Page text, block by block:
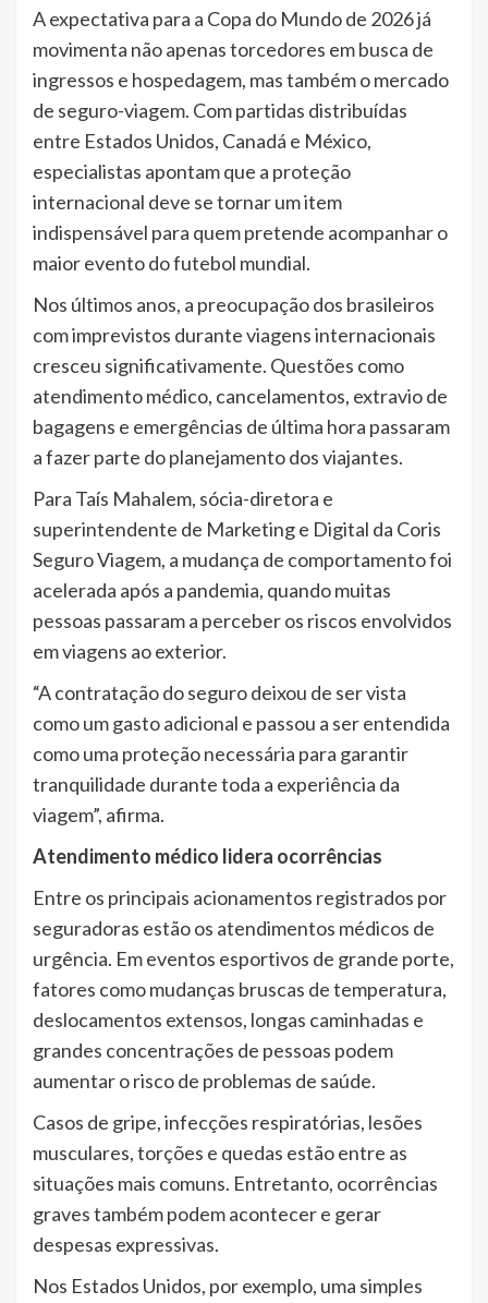
A expectativa para a Copa do Mundo de 2026 já
movimenta não apenas torcedores em busca de
ingressos e hospedagem, mas também o mercado
de seguro-viagem. Com partidas distribuídas
entre Estados Unidos, Canadá e México,
especialistas apontam que a proteção
internacional deve se tornar um item
indispensável para quem pretende acompanhar o
maior evento do futebol mundial.
Nos últimos anos, a preocupação dos brasileiros
com imprevistos durante viagens internacionais
cresceu significativamente. Questões como
atendimento médico, cancelamentos, extravio de
bagagens e emergências de última hora passaram
a fazer parte do planejamento dos viajantes.
Para Taís Mahalem, sócia-diretora e
superintendente de Marketing e Digital da Coris
Seguro Viagem, a mudança de comportamento foi
acelerada após a pandemia, quando muitas
pessoas passaram a perceber os riscos envolvidos
em viagens ao exterior.
“A contratação do seguro deixou de ser vista
como um gasto adicional e passou a ser entendida
como uma proteção necessária para garantir
tranquilidade durante toda a experiência da
viagem”, afirma.
Atendimento médico lidera ocorrências
Entre os principais acionamentos registrados por
seguradoras estão os atendimentos médicos de
urgência. Em eventos esportivos de grande porte,
fatores como mudanças bruscas de temperatura,
deslocamentos extensos, longas caminhadas e
grandes concentrações de pessoas podem
aumentar o risco de problemas de saúde.
Casos de gripe, infecções respiratórias, lesões
musculares, torções e quedas estão entre as
situações mais comuns. Entretanto, ocorrências
graves também podem acontecer e gerar
despesas expressivas.
Nos Estados Unidos, por exemplo, uma simples